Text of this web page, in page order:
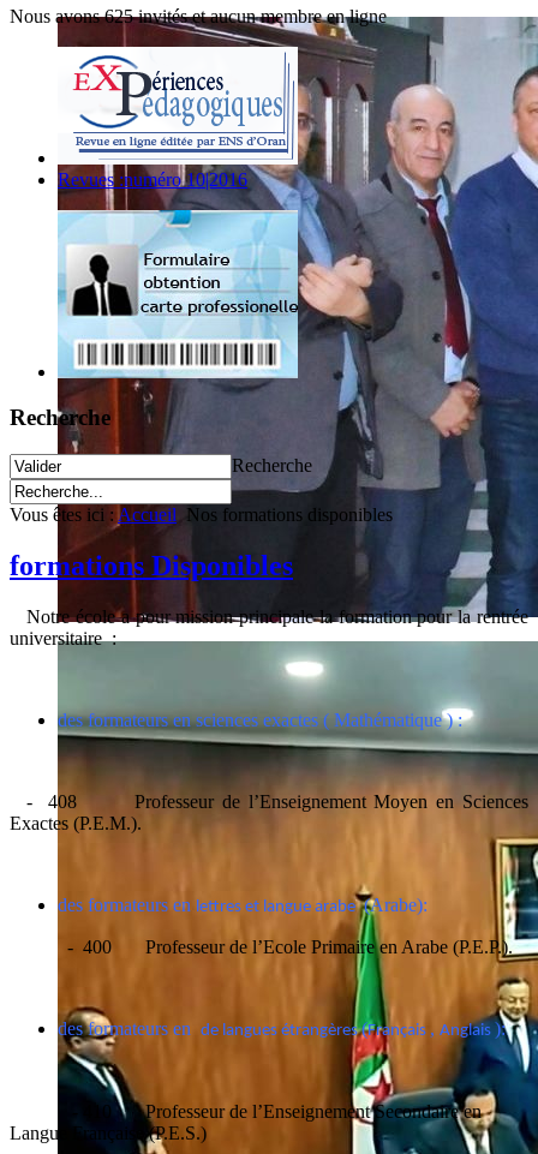
Nous avons 625 invités et aucun membre en ligne
Revues :numéro 10|2016
Recherche
Recherche
Vous êtes ici : Accueil Nos formations disponibles
formations Disponibles
Notre école a pour mission principale la formation pour la rentrée
universitaire :
des formateurs en sciences exactes ( Mathématique ) :
- 408 Professeur de l’Enseignement Moyen en Sciences
Exactes (P.E.M.).
des formateurs en lettres et langue arabe(Arabe):
- 400 Professeur de l’Ecole Primaire en Arabe (P.E.P.).
des formateurs en de langues étrangères(Français , Anglais ):
- 410 Professeur de l’Enseignement Secondaire en
Langue Française (P.E.S.)